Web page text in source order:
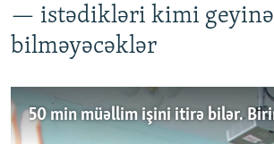
— istədikləri kimi geyinə
bilməyəcəklər